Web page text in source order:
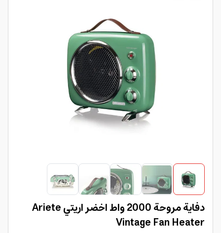
دفاية مروحة 2000 واط اخضر اريتي Ariete
Vintage Fan Heater